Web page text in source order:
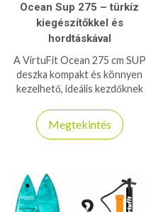
Ocean Sup 275 – türkíz
kiegészítőkkel és
hordtáskával
A VirtuFit Ocean 275 cm SUP
deszka kompakt és könnyen
kezelhető, ideális kezdőknek
evezéshez és pihenéshez.
Megtekintés